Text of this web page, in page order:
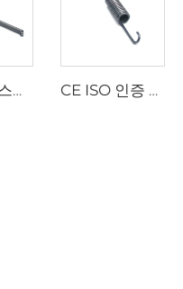
홍성 텐션 스프링 와이어 스타일 스테인리스 스틸 스프링 제작 CE ISO 인증 공장 메탈 스파이럴 소형 미니 더블 후크 익스텐션 스프링